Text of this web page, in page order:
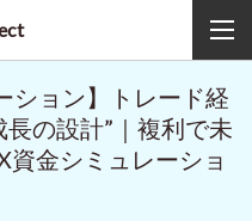
ション】トレード経
の設計”｜複利で未
資金シミュレーショ